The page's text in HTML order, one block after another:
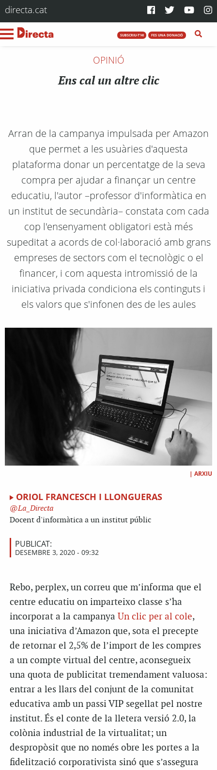
directa.cat
SUBSCRIU-T'HI FES UNA DONACIÓ
OPINIÓ
Ens cal un altre clic
Arran de la campanya impulsada per Amazon
que permet a les usuàries d'aquesta
plataforma donar un percentatge de la seva
compra per ajudar a finançar un centre
educatiu, l'autor –professor d'informàtica en
un institut de secundària– constata com cada
cop l'ensenyament obligatori està més
supeditat a acords de col·laboració amb grans
empreses de sectors com el tecnològic o el
financer, i com aquesta intromissió de la
iniciativa privada condiciona els continguts i
els valors que s'infonen des de les aules
| ARXIU
ORIOL FRANCESCH I LLONGUERAS
La_Directa
Docent d'informàtica a un institut públic
PUBLICAT:
DESEMBRE 3, 2020 - 09:32
Rebo, perplex, un correu que m’informa que el
centre educatiu on imparteixo classe s’ha
incorporat a la campanya Un clic per al cole,
una iniciativa d’Amazon que, sota el precepte
de retornar el 2,5% de l’import de les compres
a un compte virtual del centre, aconsegueix
una quota de publicitat tremendament valuosa:
entrar a les llars del conjunt de la comunitat
educativa amb un passi VIP segellat pel nostre
institut. És el conte de la lletera versió 2.0, la
colònia industrial de la virtualitat; un
despropòsit que no només obre les portes a la
fidelització corporativista sinó que s’assegura